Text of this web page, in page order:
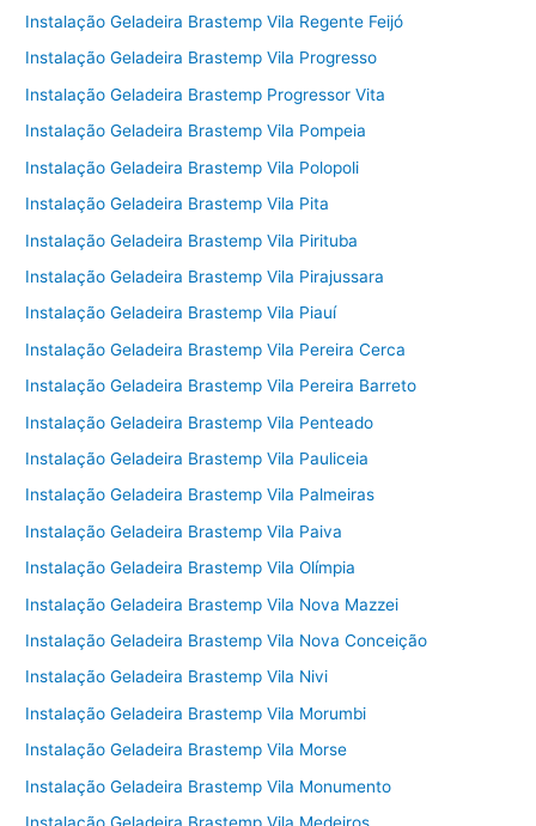
Instalação Geladeira Brastemp Vila Regente Feijó
Instalação Geladeira Brastemp Vila Progresso
Instalação Geladeira Brastemp Progressor Vita
Instalação Geladeira Brastemp Vila Pompeia
Instalação Geladeira Brastemp Vila Polopoli
Instalação Geladeira Brastemp Vila Pita
Instalação Geladeira Brastemp Vila Pirituba
Instalação Geladeira Brastemp Vila Pirajussara
Instalação Geladeira Brastemp Vila Piauí
Instalação Geladeira Brastemp Vila Pereira Cerca
Instalação Geladeira Brastemp Vila Pereira Barreto
Instalação Geladeira Brastemp Vila Penteado
Instalação Geladeira Brastemp Vila Pauliceia
Instalação Geladeira Brastemp Vila Palmeiras
Instalação Geladeira Brastemp Vila Paiva
Instalação Geladeira Brastemp Vila Olímpia
Instalação Geladeira Brastemp Vila Nova Mazzei
Instalação Geladeira Brastemp Vila Nova Conceição
Instalação Geladeira Brastemp Vila Nivi
Instalação Geladeira Brastemp Vila Morumbi
Instalação Geladeira Brastemp Vila Morse
Instalação Geladeira Brastemp Vila Monumento